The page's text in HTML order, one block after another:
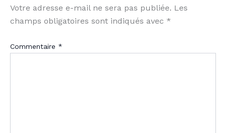
Votre adresse e-mail ne sera pas publiée. Les
champs obligatoires sont indiqués avec *
Commentaire *